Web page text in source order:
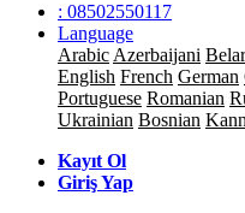
: 08502550117
Language
Arabic Azerbaijani
English French German
Portuguese Romanian
Ukrainian Bosnian
Kayıt Ol
Giriş Yap